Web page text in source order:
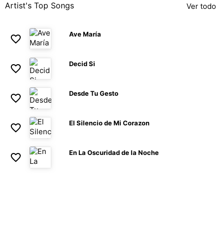
Artist's Top Songs Ver todo
Ave María
Decid Si
Desde Tu Gesto
El Silencio de Mi Corazon
En La Oscuridad de la Noche